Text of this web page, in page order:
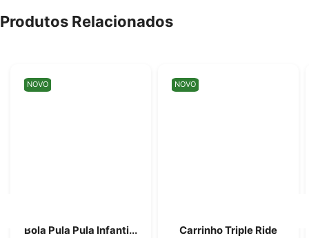
Produtos Relacionados
NOVO
Bola Pula Pula Infanti...
NOVO
Carrinho Triple Ride